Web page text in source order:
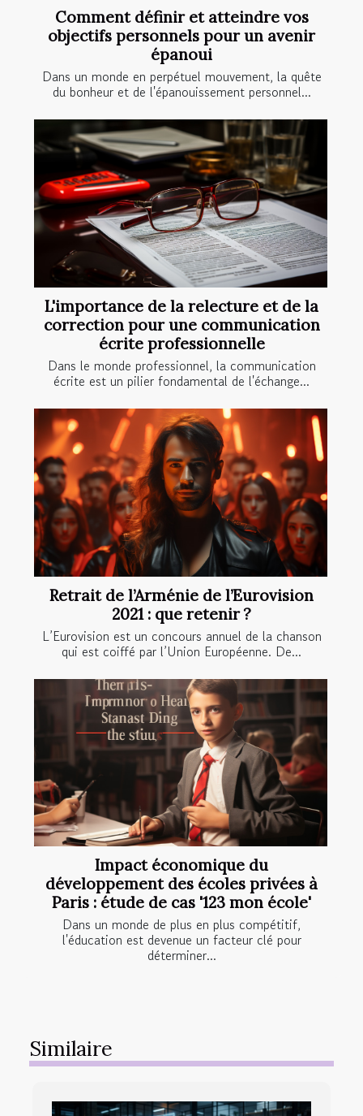
Comment définir et atteindre vos
objectifs personnels pour un avenir
épanoui
Dans un monde en perpétuel mouvement, la quête
du bonheur et de l'épanouissement personnel...
L'importance de la relecture et de la
correction pour une communication
écrite professionnelle
Dans le monde professionnel, la communication
écrite est un pilier fondamental de l'échange...
Retrait de l’Arménie de l’Eurovision
2021 : que retenir ?
L’Eurovision est un concours annuel de la chanson
qui est coiffé par l’Union Européenne. De...
Impact économique du
développement des écoles privées à
Paris : étude de cas '123 mon école'
Dans un monde de plus en plus compétitif,
l'éducation est devenue un facteur clé pour
déterminer...
Similaire